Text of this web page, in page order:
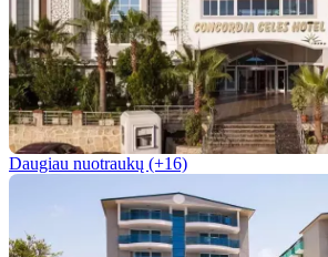
Daugiau nuotraukų (+16)